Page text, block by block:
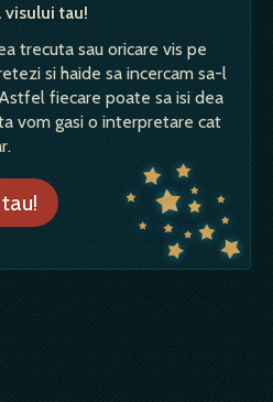
tau!
trecuta sau oricare vis pe
si haide sa incercam sa-l
fiecare poate sa isi dea
vom gasi o interpretare cat